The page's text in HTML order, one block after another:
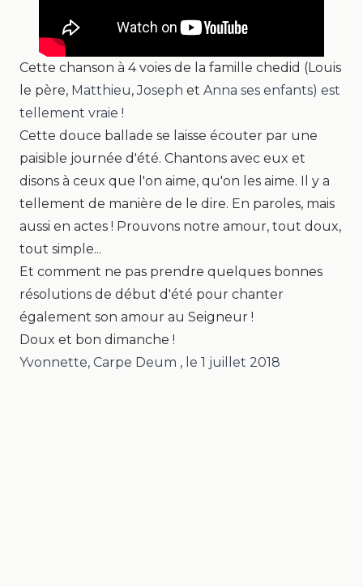
Cette chanson à 4 voies de la famille chedid (Louis
le père, Matthieu,Joseph et Anna ses enfants) est
tellement vraie !
Cette douce ballade se laisse écouter par une
paisible journée d'été. Chantons avec eux et
disons à ceux que l'on aime, qu'on les aime. Il y a
tellement de manière de le dire. En paroles, mais
aussi en actes ! Prouvons notre amour, tout doux,
tout simple...
Et comment ne pas prendre quelques bonnes
résolutions de début d'été pour chanter
également son amour au Seigneur !
Doux et bon dimanche !
Yvonnette, Carpe Deum , le 1 juillet 2018